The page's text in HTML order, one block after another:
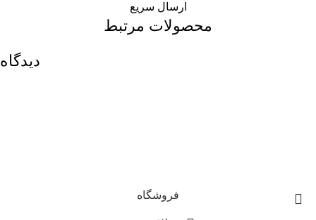
ارسال سریع
محصولات مرتبط
دیدگاه
فروشگاه